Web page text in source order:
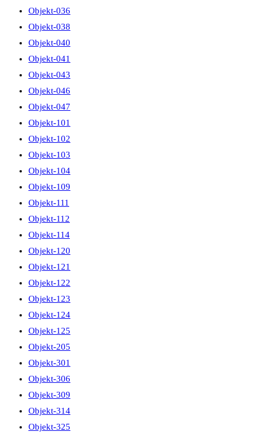
Objekt-036
Objekt-038
Objekt-040
Objekt-041
Objekt-043
Objekt-046
Objekt-047
Objekt-101
Objekt-102
Objekt-103
Objekt-104
Objekt-109
Objekt-111
Objekt-112
Objekt-114
Objekt-120
Objekt-121
Objekt-122
Objekt-123
Objekt-124
Objekt-125
Objekt-205
Objekt-301
Objekt-306
Objekt-309
Objekt-314
Objekt-325